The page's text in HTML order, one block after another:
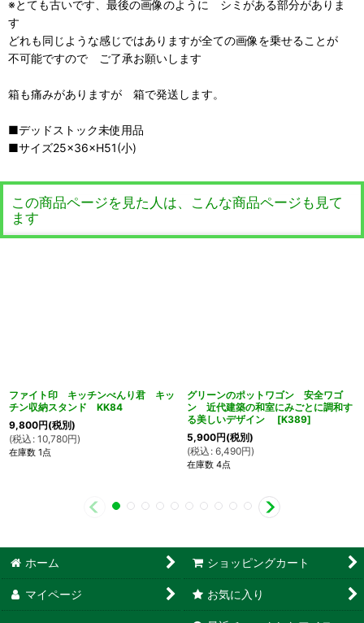
※とても古いです、最後の画像のように シミがある部分がありま
す
どれも同じような感じではありますが全ての画像を乗せることが
不可能ですので ご了承お願いします
箱も痛みがありますが 箱で発送します。
■デッドストック未使用品
■サイズ25×36×H51(小)
この商品ページを見た人は、こんな商品ページも見て
ます
ファイト印 キッチンべんり君 キッ
チン収納スタンド KK84
9,800円(税別)
(税込 : 10,780円)
在庫数 1点
グリーンのポットワゴン 安全ワゴ
ン 近代建築の和室にみごとに調和す
る美しいデザイン
[K389]
5,900円(税別)
(税込 : 6,490円)
在庫数 4点
ホーム ショッピングカート
マイページ お気に入り